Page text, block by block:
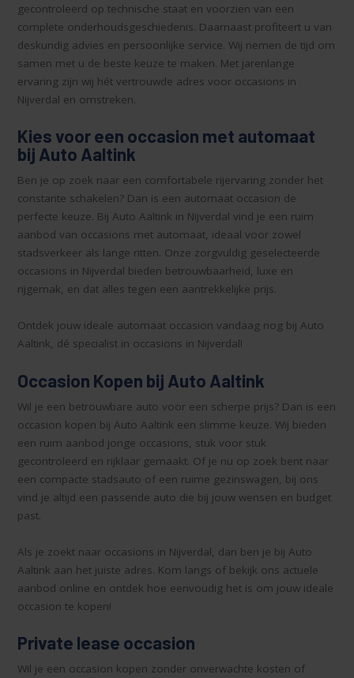
gecontroleerd op technische staat en voorzien van een
complete onderhoudsgeschiedenis. Daarnaast profiteert u van
deskundig advies en persoonlijke service. Wij nemen de tijd om
samen met u de beste keuze te maken. Met jarenlange
ervaring zijn wij hét vertrouwde adres voor occasions in
Nijverdal en omstreken.
Kies voor een occasion met automaat
bij Auto Aaltink
Ben je op zoek naar een comfortabele rijervaring zonder het
constante schakelen? Dan is een automaat occasion de
perfecte keuze. Bij Auto Aaltink in Nijverdal vind je een ruim
aanbod van occasions met automaat, ideaal voor zowel
stadsverkeer als lange ritten. Onze zorgvuldig geselecteerde
occasions in Nijverdal bieden betrouwbaarheid, luxe en
rijgemak, en dat alles tegen een aantrekkelijke prijs.
Ontdek jouw ideale automaat occasion vandaag nog bij Auto
Aaltink, dé specialist in occasions in Nijverdal!
Occasion Kopen bij Auto Aaltink
Wil je een betrouwbare auto voor een scherpe prijs? Dan is een
occasion kopen bij Auto Aaltink een slimme keuze. Wij bieden
een ruim aanbod jonge occasions, stuk voor stuk
gecontroleerd en rijklaar gemaakt. Of je nu op zoek bent naar
een compacte stadsauto of een ruime gezinswagen, bij ons
vind je altijd een passende auto die bij jouw wensen en budget
past.
Als je zoekt naar occasions in Nijverdal, dan ben je bij Auto
Aaltink aan het juiste adres. Kom langs of bekijk ons actuele
aanbod online en ontdek hoe eenvoudig het is om jouw ideale
occasion te kopen!
Private lease occasion
Wil je een occasion kopen zonder onverwachte kosten of